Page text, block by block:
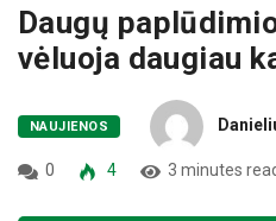
Daugų
vėluoja daugiau
NAUJIENOS
0 4 3 minutes